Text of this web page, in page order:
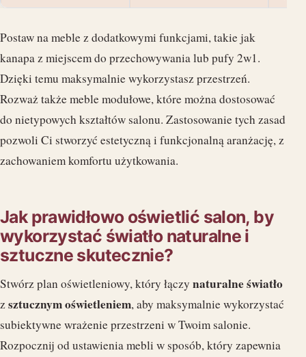
Postaw na meble z dodatkowymi funkcjami, takie jak
kanapa z miejscem do przechowywania lub pufy 2w1.
Dzięki temu maksymalnie wykorzystasz przestrzeń.
Rozważ także meble modułowe, które można dostosować
do nietypowych kształtów salonu. Zastosowanie tych zasad
pozwoli Ci stworzyć estetyczną i funkcjonalną aranżację, z
zachowaniem komfortu użytkowania.
Jak prawidłowo oświetlić salon, by
wykorzystać światło naturalne i
sztuczne skutecznie?
Stwórz plan oświetleniowy, który łączy naturalne światło
zsztucznym oświetleniem, aby maksymalnie wykorzystać
subiektywne wrażenie przestrzeni w Twoim salonie.
Rozpocznij od ustawienia mebli w sposób, który zapewnia